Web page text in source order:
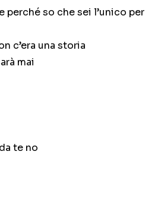
so che sei l’unico per
c’era una storia
mai
te no